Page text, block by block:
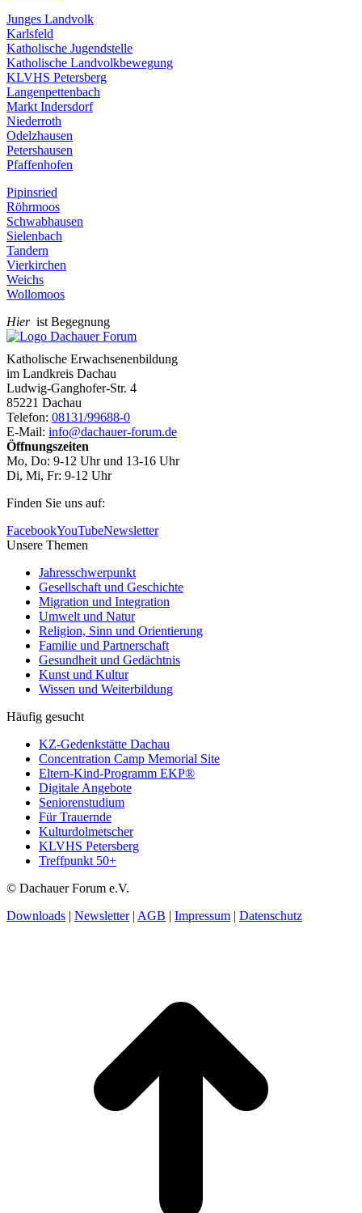
Junges Landvolk
Karlsfeld
Katholische Jugendstelle
Katholische Landvolkbewegung
KLVHS Petersberg
Langenpettenbach
Markt Indersdorf
Niederroth
Odelzhausen
Petershausen
Pfaffenhofen
Pipinsried
Röhrmoos
Schwabhausen
Sielenbach
Tandern
Vierkirchen
Weichs
Wollomoos
Hierist Begegnung
Katholische Erwachsenenbildung
im Landkreis Dachau
Ludwig-Ganghofer-Str. 4
85221 Dachau
Telefon: 08131/99688-0
E-Mail: info@dachauer-forum.de
Öffnungszeiten
Mo, Do: 9-12 Uhr und 13-16 Uhr
Di, Mi, Fr: 9-12 Uhr
Finden Sie uns auf:
FacebookYouTubeNewsletter
Unsere Themen
Jahresschwerpunkt
Gesellschaft und Geschichte
Migration und Integration
Umwelt und Natur
Religion, Sinn und Orientierung
Familie und Partnerschaft
Gesundheit und Gedächtnis
Kunst und Kultur
Wissen und Weiterbildung
Häufig gesucht
KZ-Gedenkstätte Dachau
Concentration Camp Memorial Site
Eltern-Kind-Programm EKP®
Digitale Angebote
Seniorenstudium
Für Trauernde
Kulturdolmetscher
KLVHS Petersberg
Treffpunkt 50+
© Dachauer Forum e.V.
Downloads | Newsletter| AGB | Impressum | Datenschutz